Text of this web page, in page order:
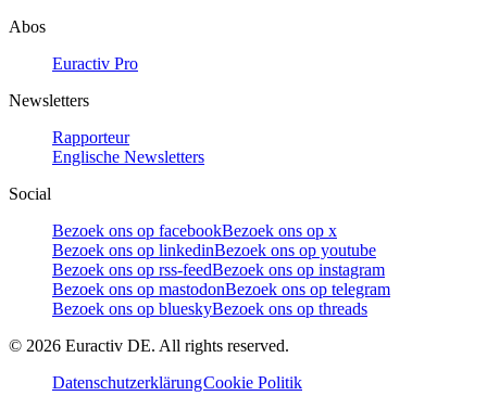
Abos
Euractiv Pro
Newsletters
Rapporteur
Englische Newsletters
Social
Bezoek ons op facebookBezoek ons op x
Bezoek ons op linkedinBezoek ons op youtube
Bezoek ons op rss-feedBezoek ons op instagram
Bezoek ons op mastodonBezoek ons op telegram
Bezoek ons op blueskyBezoek ons op threads
© 2026 Euractiv DE. All rights reserved.
DatenschutzerklärungCookie Politik